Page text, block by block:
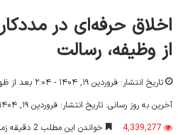
اخلاق حرفه‌ای در
از وظیفه، رسالت
تاریخ انتشار: فروردین ۱۹, ۱۴۰۴ - ۲:۰۴ بعد از ظهر
آخرین به روز رسانی: تاریخ انتشار: فروردین ۱۹, ۱۴۰۴ - ۲:۰۴ بعد از ظهر
4,339,277
خواندن این مطلب 2 دقیقه زمان میبرد